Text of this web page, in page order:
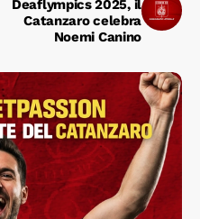
Deaflympics 2025, il
Catanzaro celebra
Noemi Canino